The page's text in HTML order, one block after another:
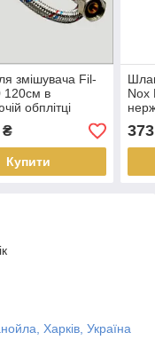
змішувача Fil-
120см в
обплітці
Купити
Nox
Харків, Україна